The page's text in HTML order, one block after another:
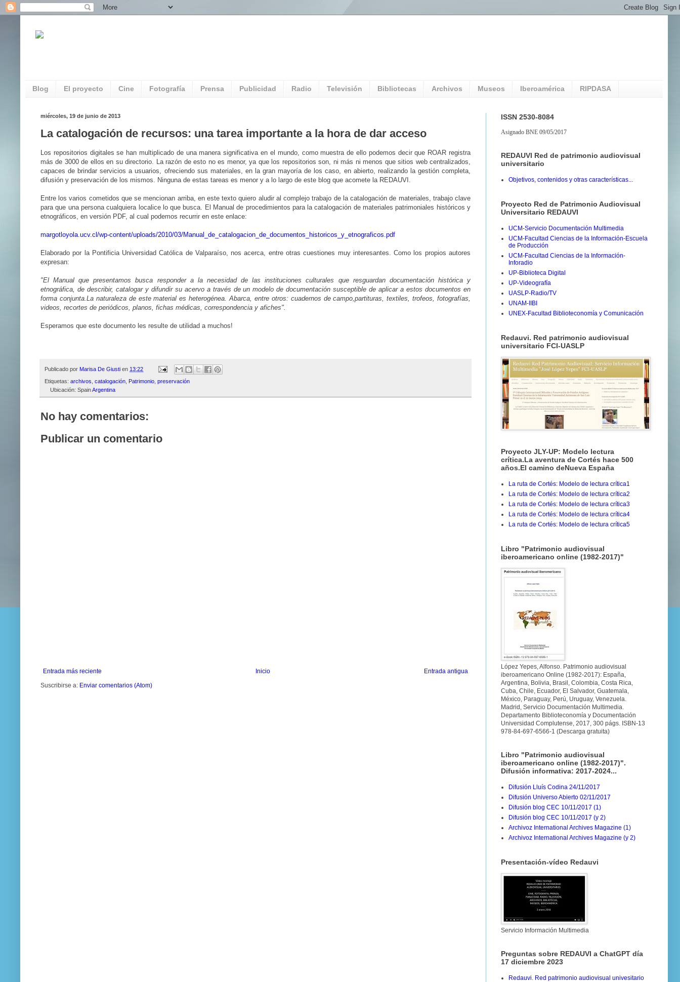
Blog El proyecto Cine Fotografía Prensa Publicidad Radio Televisión Bibliotecas Archivos Museos Iberoamérica RIPDASA
miércoles, 19 de junio de 2013
La catalogación de recursos: una tarea importante a la hora de dar acceso
Los repositorios digitales se han multiplicado de una manera significativa en el mundo, como muestra de ello podemos decir que ROAR registra
más de 3000 de ellos en su directorio. La razón de esto no es menor, ya que los repositorios son, ni más ni menos que sitios web centralizados,
capaces de brindar servicios a usuarios, ofreciendo sus materiales, en la gran mayoría de los caso, en abierto, realizando la gestión completa,
difusión y preservación de los mismos. Ninguna de estas tareas es menor y a lo largo de este blog que acomete la REDAUVI.
Entre los varios cometidos que se mencionan arriba, en este texto quiero aludir al complejo trabajo de la catalogación de materiales, trabajo clave
para que una persona cualquiera localice lo que busca. El Manual de procedimientos para la catalogación de materiales patrimoniales históricos y
etnográficos, en versión PDF, al cual podemos recurrir en este enlace:
margotloyola.ucv.cl/wp-content/uploads/2010/03/Manual_de_catalogacion_de_documentos_historicos_y_etnograficos.pdf
Elaborado por la Pontificia Universidad Católica de Valparaíso, nos acerca, entre otras cuestiones muy interesantes. Como los propios autores
expresan:
"El Manual que presentamos busca responder a la necesidad de las instituciones culturales que resguardan documentación histórica y
etnográfica, de describir, catalogar y difundir su acervo a través de un modelo de documentación susceptible de aplicar a estos documentos en
forma conjunta.La naturaleza de este material es heterogénea. Abarca, entre otros: cuadernos de campo,partituras, textiles, trofeos, fotografías,
videos, recortes de periódicos, planos, fichas médicas, correspondencia y afiches".
Esperamos que este documento les resulte de utilidad a muchos!
Publicado por Marisa De Giusti en 13:22
Etiquetas: archivos catalogación Patrimonio preservación
Ubicación: SpainArgentina
No hay comentarios:
Publicar un comentario
Entrada más reciente Entrada antigua
Inicio
Suscribirse a: Enviar comentarios (Atom)
ISSN 2530-8084
Asignado BNE 09/05/2017
REDAUVI Red de patrimonio audiovisual
universitario
Objetivos, contenidos y otras características...
Proyecto Red de Patrimonio Audiovisual
Universitario REDAUVI
UCM-Servicio Documentación Multimedia
UCM-Facultad Ciencias de la Información-Escuela
de Producción
UCM-Facultad Ciencias de la Información-
Inforadio
UP-Biblioteca Digital
UP-Videografía
UASLP-Radio/TV
UNAM-IIBI
UNEX-Facultad Biblioteconomía y Comunicación
Redauvi. Red patrimonio audiovisual
universitario FCI-UASLP
Proyecto JLY-UP: Modelo lectura
crítica.La aventura de Cortés hace 500
años.El camino deNueva España
La ruta de Cortés: Modelo de lectura crítica1
La ruta de Cortés: Modelo de lectura crítica2
La ruta de Cortés: Modelo de lectura crítica3
La ruta de Cortés: Modelo de lectura crítica4
La ruta de Cortés: Modelo de lectura crítica5
Libro "Patrimonio audiovisual
iberoamericano online (1982-2017)"
López Yepes, Alfonso. Patrimonio audiovisual
iberoamericano Online (1982-2017): España,
Argentina, Bolivia, Brasil, Colombia, Costa Rica,
Cuba, Chile, Ecuador, El Salvador, Guatemala,
México, Paraguay, Perú, Uruguay, Venezuela.
Madrid, Servicio Documentación Multimedia.
Departamento Biblioteconomía y Documentación
Universidad Complutense, 2017, 300 págs. ISBN-13
978-84-697-6566-1 (Descarga gratuita)
Libro "Patrimonio audiovisual
iberoamericano online (1982-2017)".
Difusión informativa: 2017-2024...
Difusión Lluís Codina 24/11/2017
Difusión Universo Abierto 02/11/2017
Difusión blog CEC 10/11/2017 (1)
Difusión blog CEC 10/11/2017 (y 2)
Archivoz International Archives Magazine (1)
Archivoz International Archives Magazine (y 2)
Presentación-vídeo Redauvi
Servicio Información Multimedia
Preguntas sobre REDAUVI a ChatGPT día
17 diciembre 2023
Redauvi. Red patrimonio audiovisual univesitario